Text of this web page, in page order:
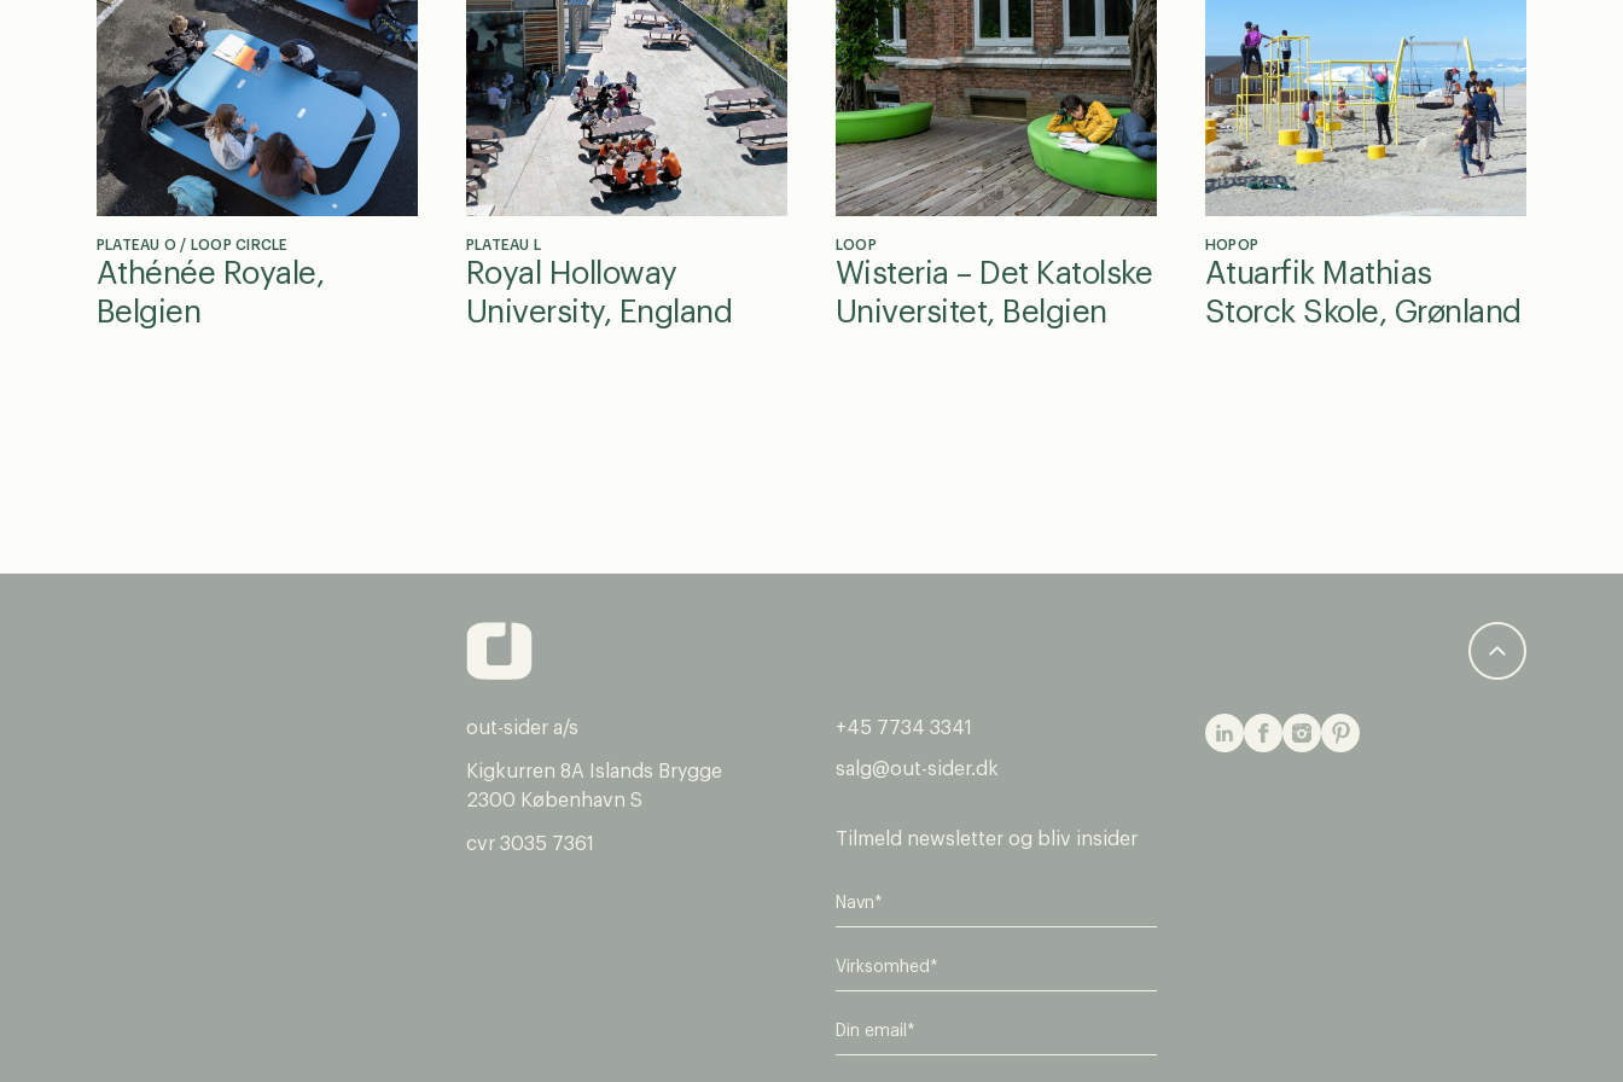
PLATEAU O / LOOP CIRCLE
Athénée Royale,
Belgien
PLATEAU L
Royal Holloway
University, England
LOOP
Wisteria – Det Katolske
Universitet, Belgien
HOPOP
Atuarfik Mathias
Storck Skole, Grønland
out-sider a/s
Kigkurren 8A Islands Brygge
2300 København S
cvr 3035 7361
+45 7734 3341
salg@out-sider.dk
Tilmeld newsletter og bliv insider
V
k
s
E